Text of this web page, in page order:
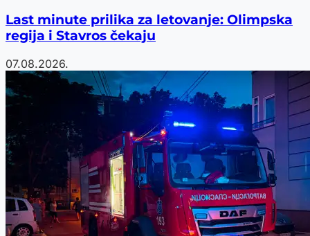
Last minute prilika za letovanje: Olimpska
regija i Stavros čekaju
07.08.2026.